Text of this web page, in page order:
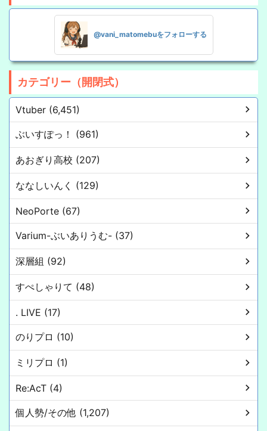
@vani_matomebuをフォローする
カテゴリー（開閉式）
Vtuber (6,451)
ぶいすぽっ！ (961)
あおぎり高校 (207)
ななしいんく (129)
NeoPorte (67)
Varium-ぶいありうむ- (37)
深層組 (92)
すぺしゃりて (48)
. LIVE (17)
のりプロ (10)
ミリプロ (1)
Re:AcT (4)
個人勢/その他 (1,207)